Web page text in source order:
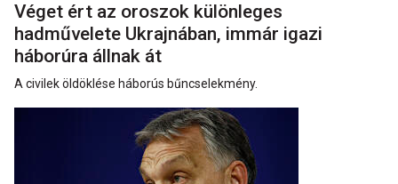
Véget ért az oroszok különleges
hadművelete Ukrajnában, immár igazi
háborúra állnak át
A civilek öldöklése háborús bűncselekmény.